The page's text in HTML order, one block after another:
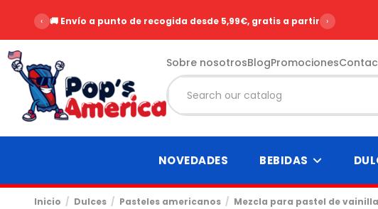
‹ 🚚 Envío a punto de recogida desde 5,99€, gratis a partir de 99€
›
Sobre nosotrosBlogPromociones
NOVEDADES BEBIDAS
Inicio Dulces Pasteles americanos Mezcla para pastel de